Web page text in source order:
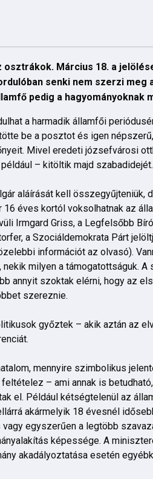
Március 18. a
senki nem szerzi
pedig a
a harmadik államfői
be a posztot és igen
Mivel eredeti józsefvárosi
– kitöltik majd szabadidejét.
aláírását kell
éves kortól voksolhatnak az
Irmgard Griss, a Legfelsőbb
a Szociáldemokrata Párt
információt az olvasó).
milyen a támogatottságuk.
annyit szoktak elérni, hogy az
szereznie.
győztek – akik aztán az
mennyire szimbolikus
– ami annak is
el. Például kétségtelenül az
akármelyik 18 évesnél
egyszerűen a legtöbb
képessége. A
akadályoztatása esetén